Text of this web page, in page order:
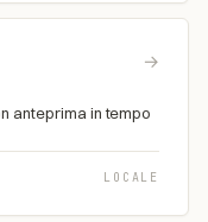
→
anteprima in tempo
LOCALE